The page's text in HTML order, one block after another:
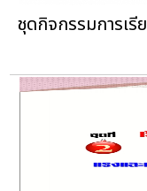
ชุดกิจกรรมการเ